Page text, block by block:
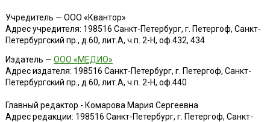
Учредитель — ООО «Квантор»
Адрес учредителя: 198516 Санкт-Петербург, г. Петергоф, Санкт-
Петербургский пр., д.60, лит.А, ч.п. 2-Н, оф.432, 434
Издатель — ООО «МЕДИО»
Адрес издателя: 198516 Санкт-Петербург, г. Петергоф, Санкт-
Петербургский пр., д.60, лит.А, ч.п. 2-Н, оф.440
Главный редактор - Комарова Мария Сергеевна
Адрес редакции: 198516 Санкт-Петербург, г. Петергоф, Санкт-